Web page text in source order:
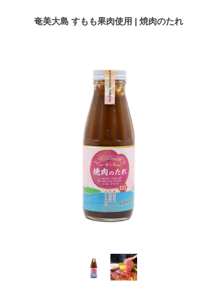
奄美大島 すもも果肉使用 | 焼肉のたれ